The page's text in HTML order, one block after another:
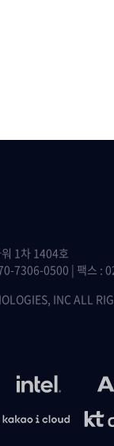
1차 1404호
7306-0500 | 팩스 :
INC ALL